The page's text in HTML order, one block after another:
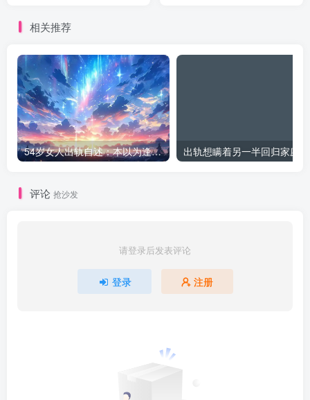
相关推荐
54岁女人出轨自述：本以为逢场作戏
评论 抢沙发
请登录后发表评论
登录 注册